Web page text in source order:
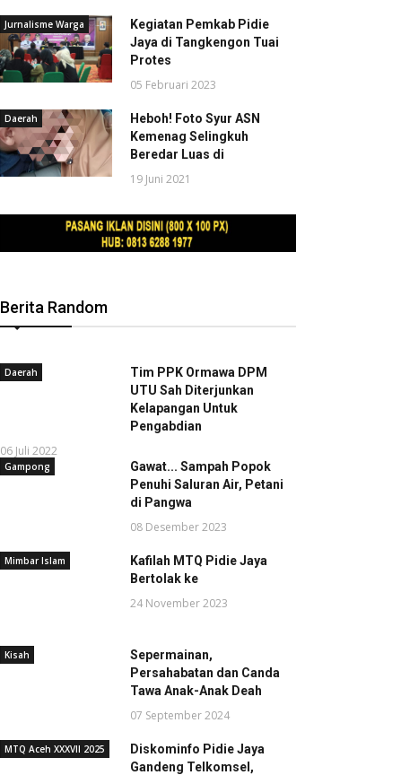
Jurnalisme Warga
Kegiatan Pemkab Pidie
Jaya di Tangkengon Tuai
Protes
05 Februari 2023
Daerah
Heboh! Foto Syur ASN
Kemenag Selingkuh
Beredar Luas di
19 Juni 2021
Berita Random
Daerah
Tim PPK Ormawa DPM
UTU Sah Diterjunkan
Kelapangan Untuk
Pengabdian
06 Juli 2022
Gampong
Gawat... Sampah Popok
Penuhi Saluran Air, Petani
di Pangwa
08 Desember 2023
Mimbar Islam
Kafilah MTQ Pidie Jaya
Bertolak ke
24 November 2023
Kisah
Sepermainan,
Persahabatan dan Canda
Tawa Anak-Anak Deah
07 September 2024
MTQ Aceh XXXVII 2025
Diskominfo Pidie Jaya
Gandeng Telkomsel,